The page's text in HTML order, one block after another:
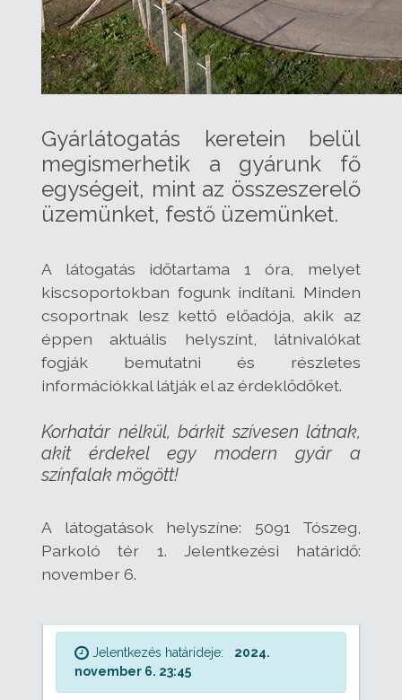
Gyárlátogatás keretein belül
megismerhetik a gyárunk fő
egységeit, mint az összeszerelő
üzemünket, festő üzemünket.
A látogatás időtartama 1 óra, melyet
kiscsoportokban fogunk indítani. Minden
csoportnak lesz kettő előadója, akik az
éppen aktuális helyszínt, látnivalókat
fogják bemutatni és részletes
információkkal látják el az érdeklődőket.
Korhatár nélkül, bárkit szívesen látnak,
akit érdekel egy modern gyár a
színfalak mögött!
A látogatások helyszíne: 5091 Tószeg,
Parkoló tér 1. Jelentkezési határidő:
november 6.
Jelentkezés határideje:
2024.
november 6. 23:45